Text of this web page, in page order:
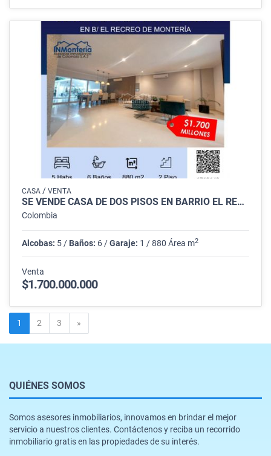
CASA / VENTA
SE VENDE CASA DE DOS PISOS EN BARRIO EL RECREO DE MONTERÍA
Colombia
Alcobas: 5 / Baños: 6 /Garaje: 1 / 880 Área m2
Venta
$1.700.000.000
1 2 3 »
QUIÉNES SOMOS
Somos asesores inmobiliarios, innovamos en brindar el mejor
servicio a nuestros clientes. Contáctenos y reciba un recorrido
inmobiliario gratis en las propiedades de su interés.